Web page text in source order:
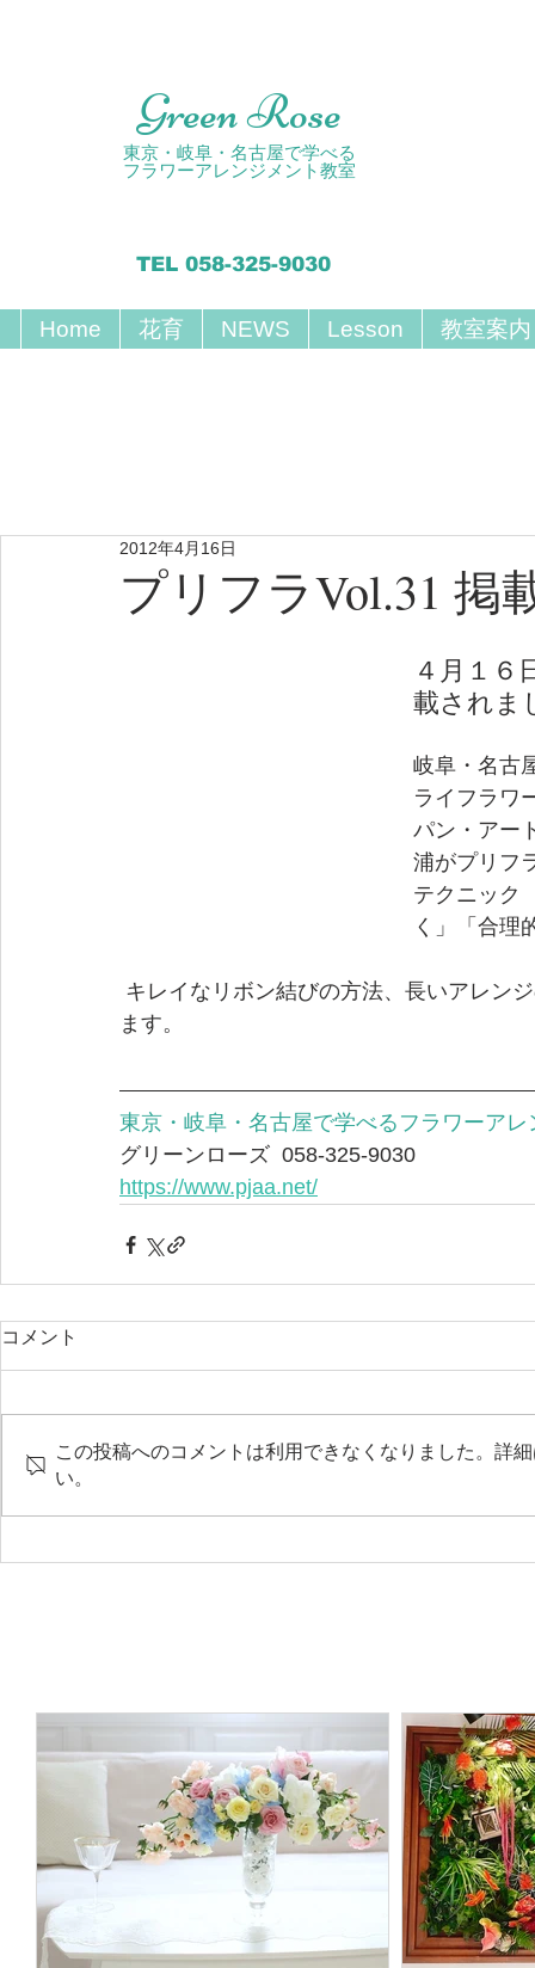
Green Rose
東京・岐阜・名古屋で学べる
フラワーアレンジメント教室
TEL 058-325-9030
Home 花育 NEWS Lesson 教室案内
プリフラVol.31 掲
2012年4月16日
４月１６
載されま
岐阜・名古
ライフラワ
パン・アー
浦がプリフ
テクニック
く」「合理
ます。
東京・岐阜・名古屋で学べるフラワーア
グリーンローズ  058-325-9030
https://www.pjaa.net/
コメント
この投稿へのコメントは利用できなくなりました。詳
い。